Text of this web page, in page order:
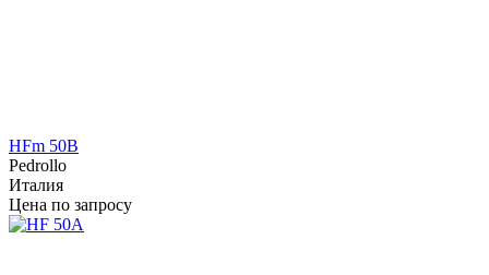
HFm 50B
Pedrollo
Италия
Цена по запросу